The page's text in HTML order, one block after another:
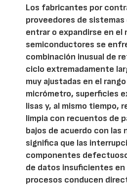
Los fabricantes por
proveedores de sistemas
entrar o expandirse en el
semiconductores se
combinación inusual de
ciclo extremadamente
muy ajustadas en el
micrómetro, superficies
lisas y, al mismo tiempo,
limpia con recuentos de
bajos de acuerdo con las
significa que las
componentes
de datos insuficientes en
procesos conducen